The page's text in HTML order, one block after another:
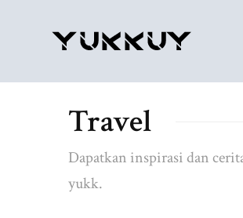
Travel
Dapatkan inspirasi dan
yukk.